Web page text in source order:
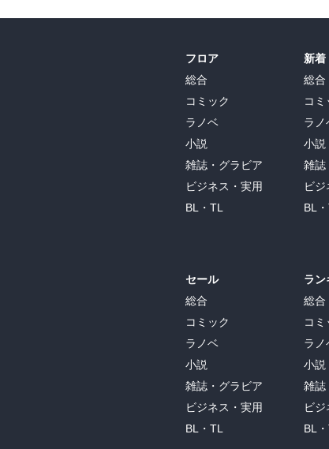
フロア
総合
コミック
ラノベ
小説
雑誌・グラビア
ビジネス・実用
BL・TL
セール
総合
コミック
ラノベ
小説
雑誌・グラビア
ビジネス・実用
BL・TL
新着
総合
コミ
ラノ
小説
雑誌
ビジ
BL・
ラン
総合
コミ
ラノ
小説
雑誌
ビジ
BL・